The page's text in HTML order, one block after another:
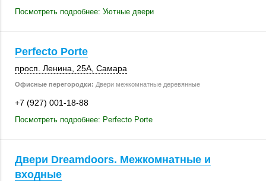
Посмотреть подробнее: Уютные двери
Perfecto Porte
просп. Ленина 25А Самара
Офисные перегородки: Двери межкомнатные деревянные
+7 (927) 001-18-88
Посмотреть подробнее: Perfecto Porte
Двери Dreamdoors. Межкомнатные и
входные